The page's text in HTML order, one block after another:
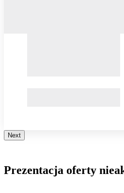
Next
Prezentacja oferty